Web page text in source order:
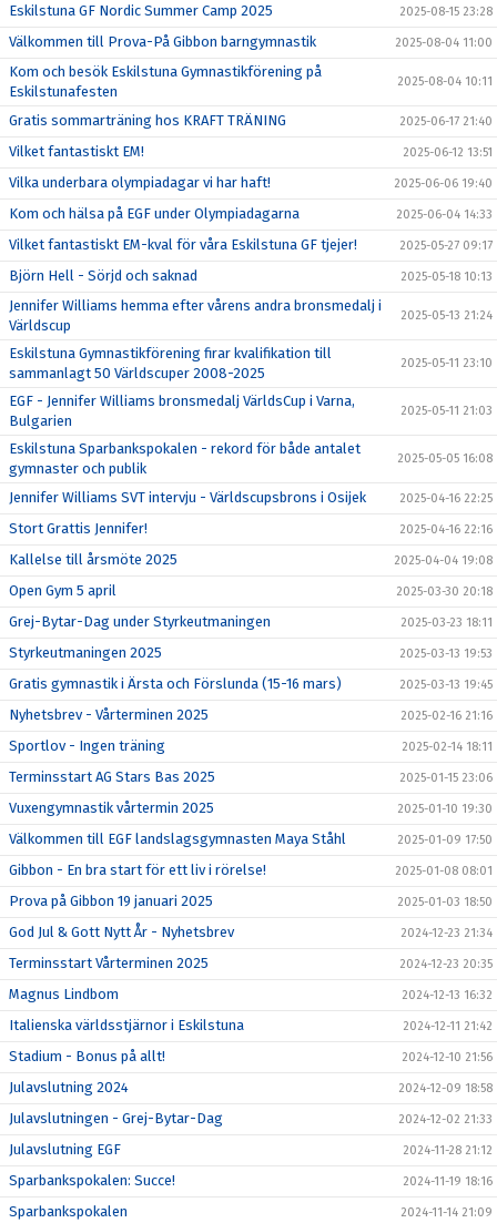
Eskilstuna GF Nordic Summer Camp 2025 2025-08-15 23:28
Välkommen till Prova-På Gibbon barngymnastik 2025-08-04 11:00
Kom och besök Eskilstuna Gymnastikförening på
Eskilstunafesten
2025-08-04 10:11
Gratis sommarträning hos KRAFT TRÄNING 2025-06-17 21:40
Vilket fantastiskt EM! 2025-06-12 13:51
Vilka underbara olympiadagar vi har haft! 2025-06-06 19:40
Kom och hälsa på EGF under Olympiadagarna 2025-06-04 14:33
Vilket fantastiskt EM-kval för våra Eskilstuna GF tjejer! 2025-05-27 09:17
Björn Hell - Sörjd och saknad 2025-05-18 10:13
Jennifer Williams hemma efter vårens andra bronsmedalj i
Världscup
2025-05-13 21:24
Eskilstuna Gymnastikförening firar kvalifikation till
sammanlagt 50 Världscuper 2008-2025
2025-05-11 23:10
EGF - Jennifer Williams bronsmedalj VärldsCup i Varna,
Bulgarien
2025-05-11 21:03
Eskilstuna Sparbankspokalen - rekord för både antalet
gymnaster och publik
2025-05-05 16:08
Jennifer Williams SVT intervju - Världscupsbrons i Osijek 2025-04-16 22:25
Stort Grattis Jennifer! 2025-04-16 22:16
Kallelse till årsmöte 2025 2025-04-04 19:08
Open Gym 5 april 2025-03-30 20:18
Grej-Bytar-Dag under Styrkeutmaningen 2025-03-23 18:11
Styrkeutmaningen 2025 2025-03-13 19:53
Gratis gymnastik i Ärsta och Förslunda (15-16 mars) 2025-03-13 19:45
Nyhetsbrev - Vårterminen 2025 2025-02-16 21:16
Sportlov - Ingen träning 2025-02-14 18:11
Terminsstart AG Stars Bas 2025 2025-01-15 23:06
Vuxengymnastik vårtermin 2025 2025-01-10 19:30
Välkommen till EGF landslagsgymnasten Maya Ståhl 2025-01-09 17:50
Gibbon - En bra start för ett liv i rörelse! 2025-01-08 08:01
Prova på Gibbon 19 januari 2025 2025-01-03 18:50
God Jul & Gott Nytt År - Nyhetsbrev 2024-12-23 21:34
Terminsstart Vårterminen 2025 2024-12-23 20:35
Magnus Lindbom 2024-12-13 16:32
Italienska världsstjärnor i Eskilstuna 2024-12-11 21:42
Stadium - Bonus på allt! 2024-12-10 21:56
Julavslutning 2024 2024-12-09 18:58
Julavslutningen - Grej-Bytar-Dag 2024-12-02 21:33
Julavslutning EGF 2024-11-28 21:12
Sparbankspokalen: Succe! 2024-11-19 18:16
Sparbankspokalen 2024-11-14 21:09